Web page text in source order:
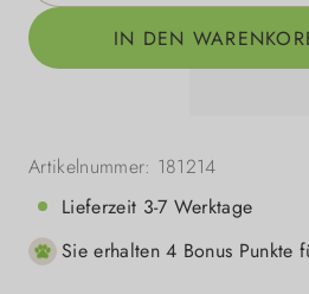
IN DEN
Artikelnummer: 181214
Lieferzeit 3-7 Werktage
Sie erhalten 4 Bonus Punkte